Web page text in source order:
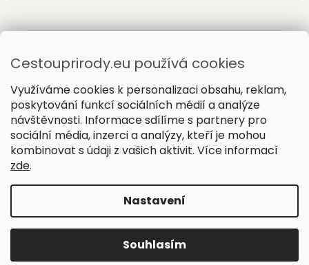
Cestouprirody.eu používá cookies
Využíváme cookies k personalizaci obsahu, reklam,
poskytování funkcí sociálních médií a analýze
návštěvnosti. Informace sdílíme s partnery pro
sociální média, inzerci a analýzy, kteří je mohou
kombinovat s údaji z vašich aktivit. Více informací
zde.
Nastavení
Souhlasím
Vytvořil Shoptet
Copyright 2026